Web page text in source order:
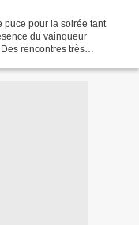
puce pour la soirée tant
du vainqueur
rencontres très